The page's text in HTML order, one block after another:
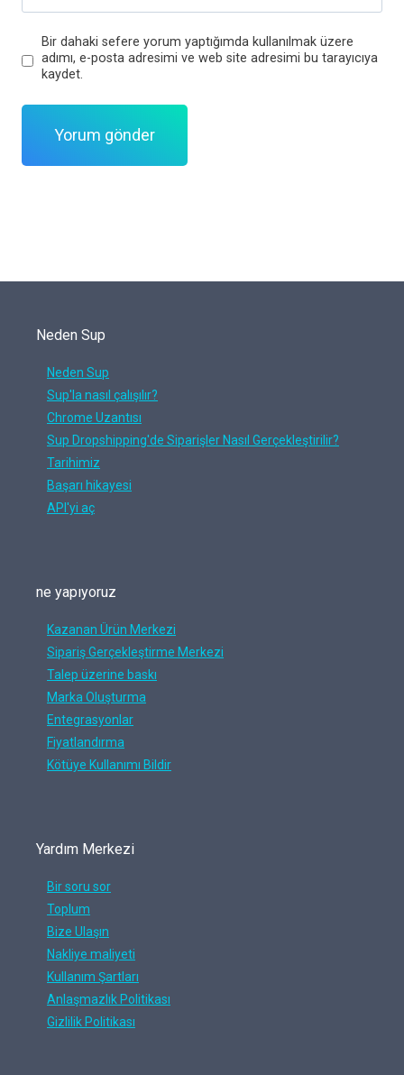
Bir dahaki sefere yorum yaptığımda kullanılmak üzere
adımı, e-posta adresimi ve web site adresimi bu tarayıcıya
kaydet.
Neden Sup
Neden Sup
Sup'la nasıl çalışılır?
Chrome Uzantısı
Sup Dropshipping'de Siparişler Nasıl Gerçekleştirilir?
Tarihimiz
Başarı hikayesi
API'yi aç
ne yapıyoruz
Kazanan Ürün Merkezi
Sipariş Gerçekleştirme Merkezi
Talep üzerine baskı
Marka Oluşturma
Entegrasyonlar
Fiyatlandırma
Kötüye Kullanımı Bildir
Yardım Merkezi
Bir soru sor
Toplum
Bize Ulaşın
Nakliye maliyeti
Kullanım Şartları
Anlaşmazlık Politikası
Gizlilik Politikası